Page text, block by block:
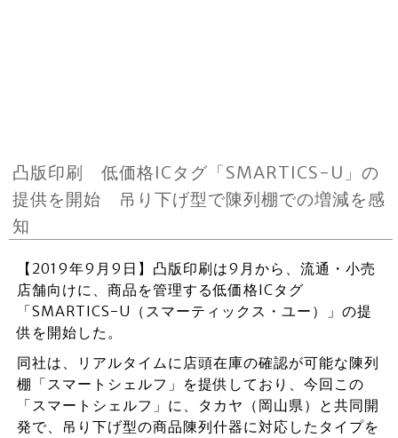
凸版印刷 低価格ICタグ「SMARTICS-U」の
提供を開始 吊り下げ型で陳列棚での増減を感
知
【2019年9月9日】凸版印刷は9月から、流通・小売
店舗向けに、商品を管理する低価格ICタグ
「SMARTICS-U（スマーティックス・ユー）」の提
供を開始した。
同社は、リアルタイムに店頭在庫の確認が可能な陳列
棚「スマートシェルフ」を提供しており、今回この
「スマートシェルフ」に、タカヤ（岡山県）と共同開
発で、吊り下げ型の商品陳列什器に対応したタイプを